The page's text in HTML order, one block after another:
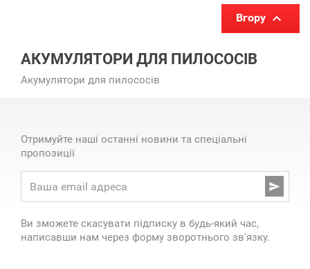
Вгору 
АКУМУЛЯТОРИ ДЛЯ ПИЛОСОСІВ
Акумулятори для пилососів
Отримуйте наші останні новини та спеціальні
пропозиції

Ви зможете скасувати підписку в будь-який час,
написавши нам через форму зворотнього зв'язку.